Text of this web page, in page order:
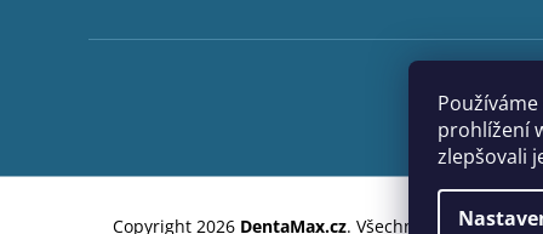
prohlížení
zlepšovali
Copyright 2026 DentaMax.cz. Všechna práva